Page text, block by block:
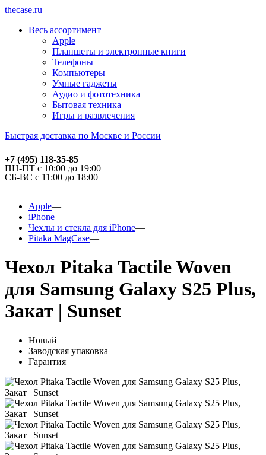
thecase.ru
Весь ассортимент
Apple
Планшеты и электронные книги
Телефоны
Компьютеры
Умные гаджеты
Аудио и фототехника
Бытовая техника
Игры и развлечения
Быстрая доставка по Москве и России
+7 (495) 118-35-85
ПН-ПТ с 10:00 до 19:00
СБ-ВС с 11:00 до 18:00
Apple
iPhone
Чехлы и стекла для iPhone
Pitaka MagCase
Чехол Pitaka Tactile Woven
для Samsung Galaxy S25 Plus,
Закат | Sunset
Новый
Заводская упаковка
Гарантия